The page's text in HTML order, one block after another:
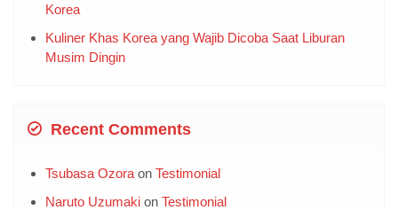
Korea
Kuliner Khas Korea yang Wajib Dicoba Saat Liburan
Musim Dingin
Recent Comments
Tsubasa Ozora on Testimonial
Naruto Uzumaki on Testimonial